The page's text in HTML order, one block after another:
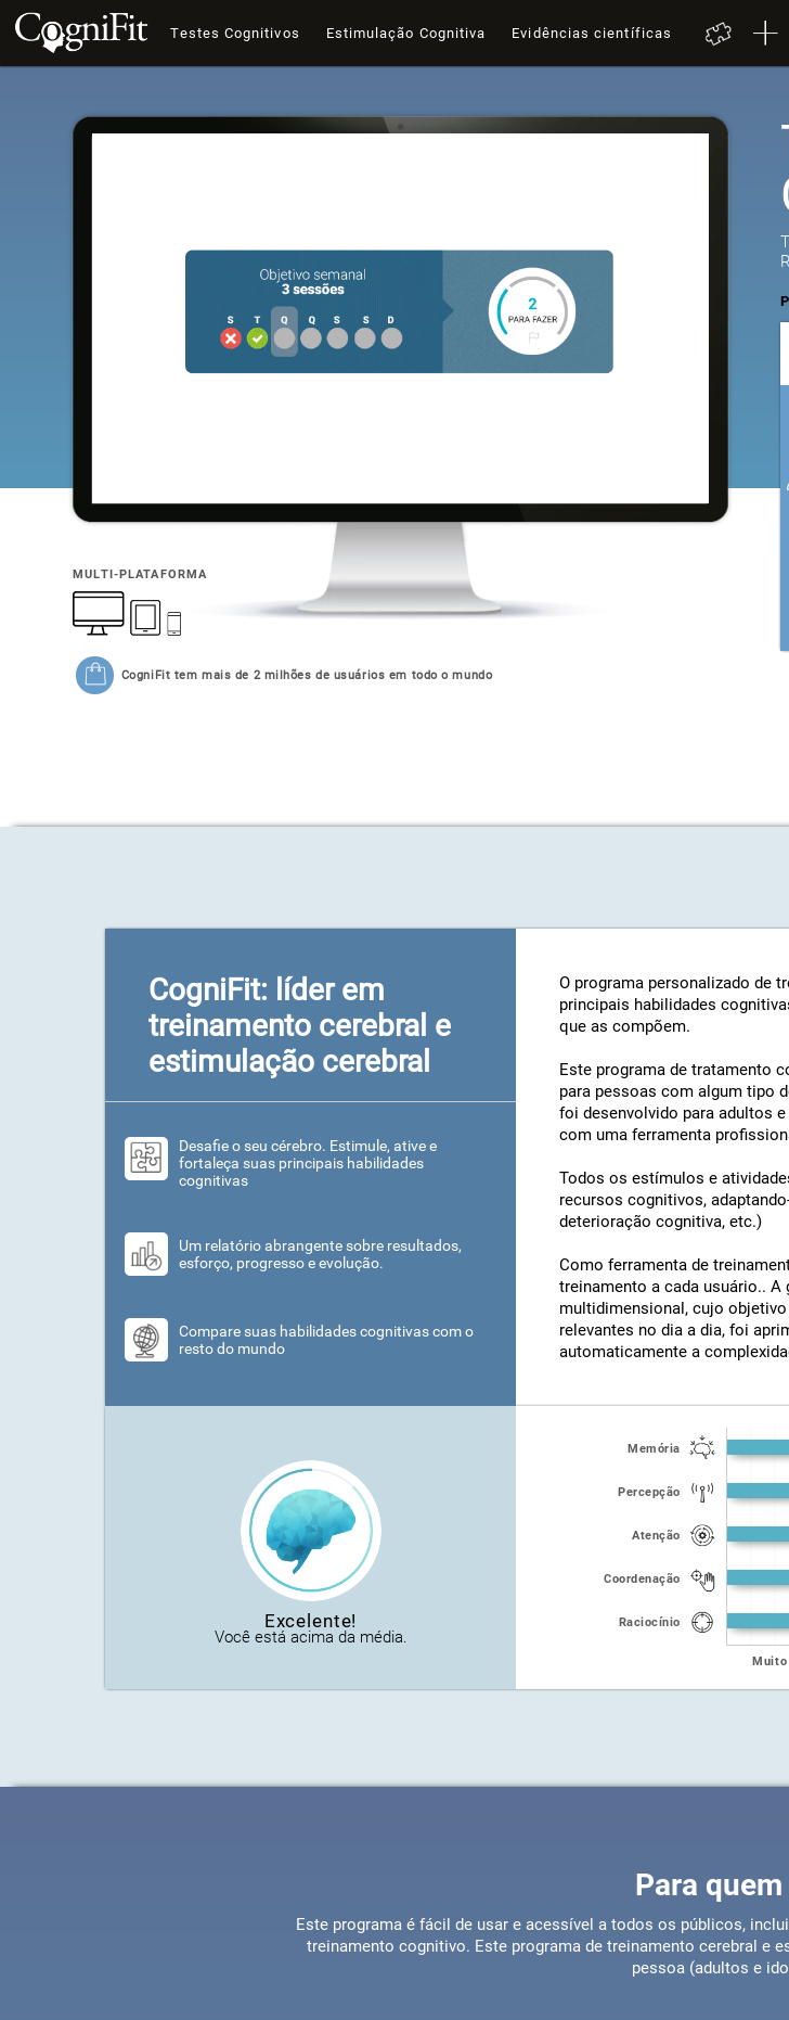
Testes Cognitivos Estimulação Cognitiva Evidências científicas
MULTI-PLATAFORMA
CogniFit tem mais de 2 milhões de usuários em todo o mundo
CogniFit: líder em
treinamento cerebral e
estimulação cerebral
Desafie o seu cérebro. Estimule, ative e
fortaleça suas principais habilidades
cognitivas
Um relatório abrangente sobre resultados,
esforço, progresso e evolução.
Compare suas habilidades cognitivas com o
resto do mundo
O programa personalizado de
principais habilidades
que as compõem.
Este programa de tratamento
para pessoas com algum tipo
foi desenvolvido para adultos
com uma ferramenta
Todos os estímulos e
recursos cognitivos,
deterioração cognitiva, etc.)
Como ferramenta de
treinamento a cada usuário..
multidimensional, cujo
relevantes no dia a dia, foi
automaticamente a
Excelente!
Você está acima da média.
Memória
Percepção
Atenção
Coordenação
Raciocínio
Muito
Para quem
Este programa é fácil de usar e acessível a todos os públicos,
treinamento cognitivo. Este programa de treinamento cerebral e
pessoa (adultos e